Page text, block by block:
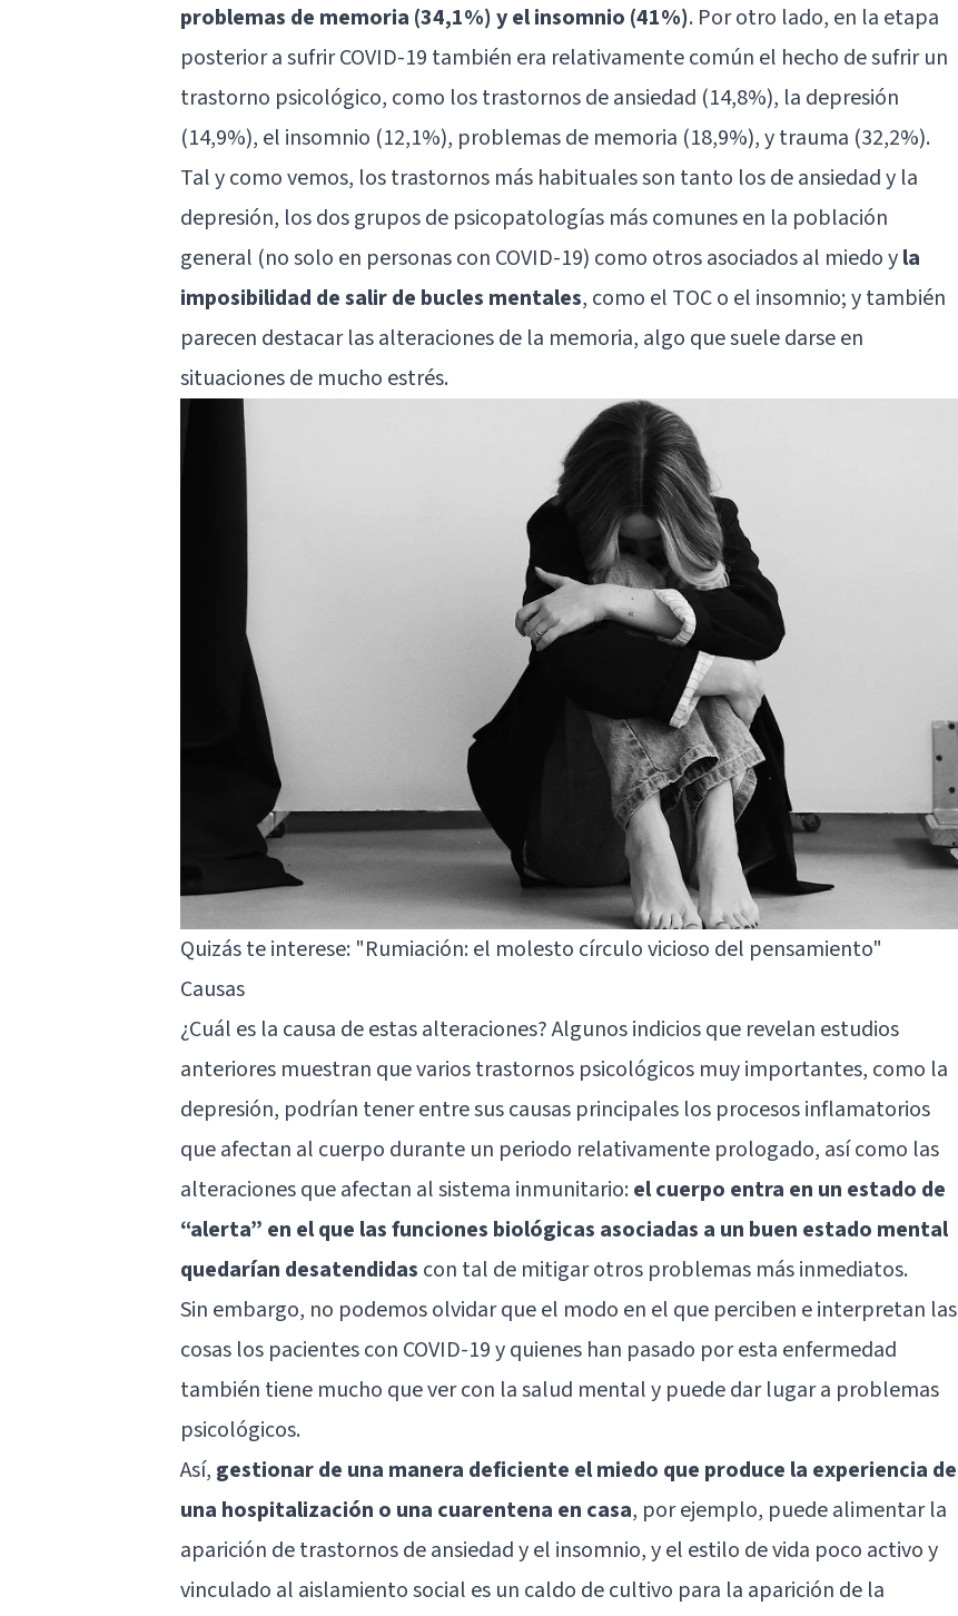
problemas de memoria (34,1%) y el insomnio (41%). Por otro lado, en la etapa
posterior a sufrir COVID-19 también era relativamente común el hecho de sufrir un
trastorno psicológico, como los trastornos de ansiedad (14,8%), la depresión
(14,9%), el insomnio (12,1%), problemas de memoria (18,9%), y trauma (32,2%).
Tal y como vemos, los trastornos más habituales son tanto los de ansiedad y la
depresión, los dos grupos de psicopatologías más comunes en la población
general (no solo en personas con COVID-19) como otros asociados al miedo yla
imposibilidad de salir de bucles mentales, como el TOC o el insomnio; y también
parecen destacar las alteraciones de la memoria, algo que suele darse en
situaciones de mucho estrés.
Quizás te interese: "Rumiación: el molesto círculo vicioso del pensamiento"
Causas
¿Cuál es la causa de estas alteraciones? Algunos indicios que revelan estudios
anteriores muestran que varios trastornos psicológicos muy importantes, como la
depresión, podrían tener entre sus causas principales los procesos inflamatorios
que afectan al cuerpo durante un periodo relativamente prologado, así como las
alteraciones que afectan al sistema inmunitario:el cuerpo entra en un estado de
“alerta” en el que las funciones biológicas asociadas a un buen estado mental
quedarían desatendidas con tal de mitigar otros problemas más inmediatos.
Sin embargo, no podemos olvidar que el modo en el que perciben e interpretan las
cosas los pacientes con COVID-19 y quienes han pasado por esta enfermedad
también tiene mucho que ver con la salud mental y puede dar lugar a problemas
psicológicos.
Así, gestionar de una manera deficiente el miedo que produce la experiencia de
una hospitalización o una cuarentena en casa, por ejemplo, puede alimentar la
aparición de trastornos de ansiedad y el insomnio, y el estilo de vida poco activo y
vinculado al aislamiento social es un caldo de cultivo para la aparición de la